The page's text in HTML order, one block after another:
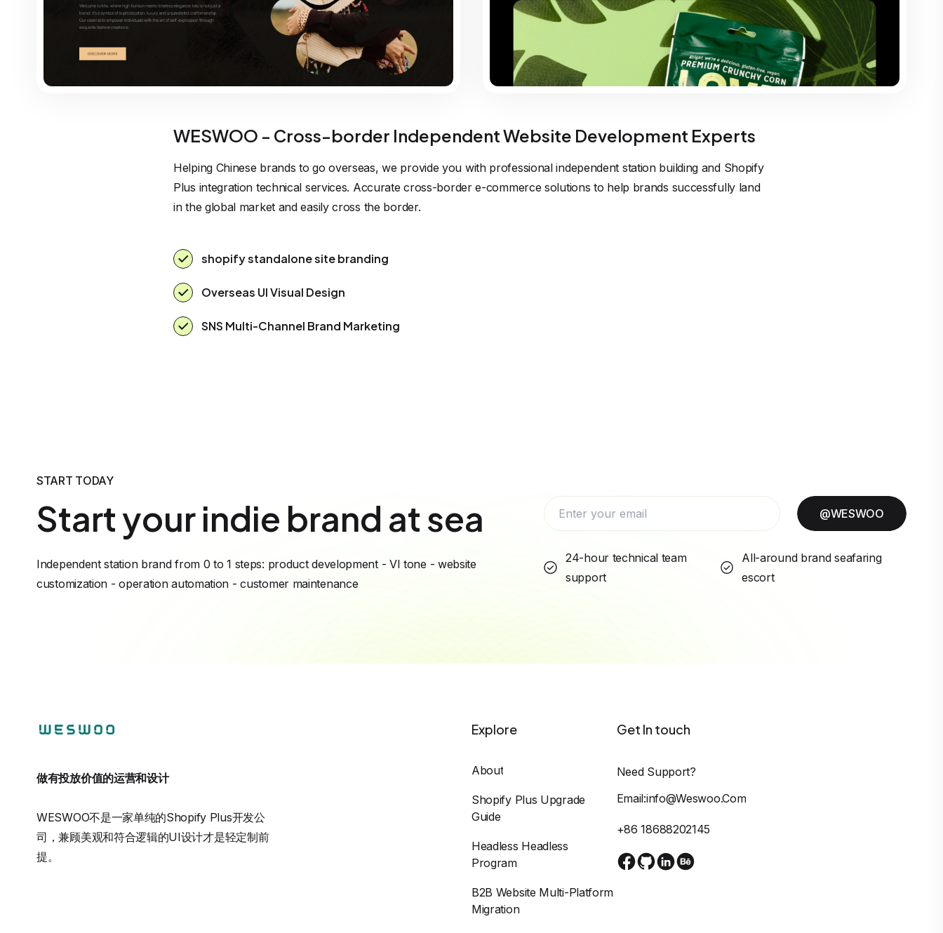
WESWOO - Cross-border Independent Website Development Experts
Helping Chinese brands to go overseas, we provide you with professional independent station building and Shopify
Plus integration technical services. Accurate cross-border e-commerce solutions to help brands successfully land
in the global market and easily cross the border.
shopify standalone site branding
Overseas UI Visual Design
SNS Multi-Channel Brand Marketing
START TODAY
Start your indie brand at sea
Independent station brand from 0 to 1 steps: product development - VI tone - website
customization - operation automation - customer maintenance
@WESWOO
24-hour technical team
support
All-around brand seafaring
escort
做有投放价值的运营和设计
WESWOO不是一家单纯的Shopify Plus开发公
司，兼顾美观和符合逻辑的UI设计才是轻定制前
提。
Explore
About
Shopify Plus Upgrade
Guide
Headless Headless
Program
B2B Website Multi-Platform
Migration
Get In touch
Need Support?
Email:info@weswoo.com
+86 18688202145